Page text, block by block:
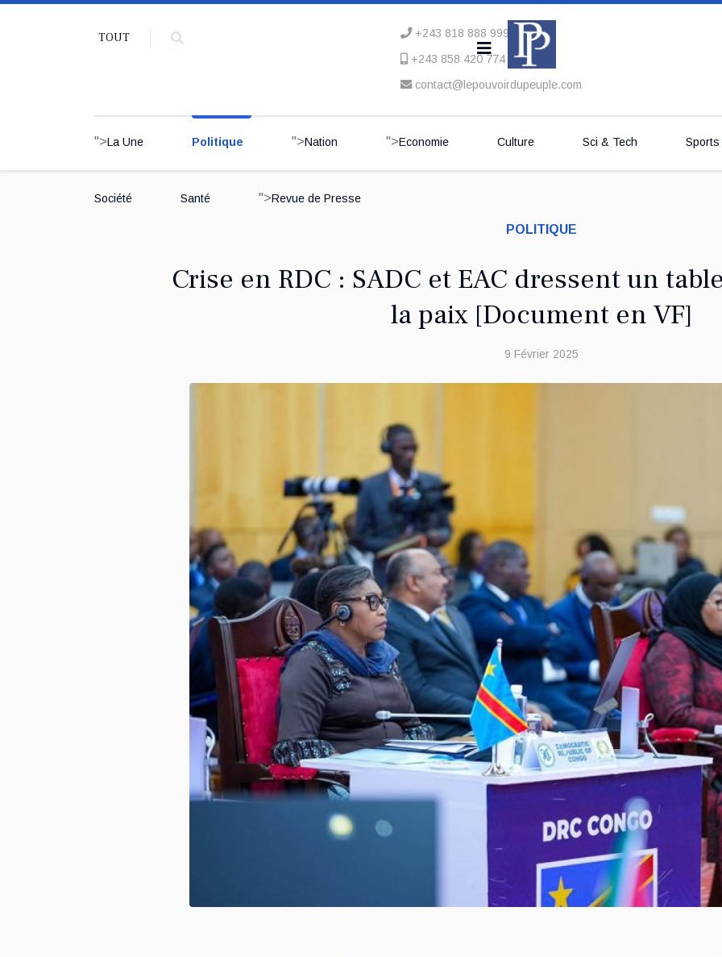
TOUT
+243 818 888 999
+243 858 420 774
contact@lepouvoirdupeuple.com
">La Une Politique ">Nation ">Economie Culture Sci & Tech Sports
Société Santé ">Revue de Presse
POLITIQUE
Crise en RDC : SADC et EAC dressent un
la paix [Document en VF]
9 Février 2025